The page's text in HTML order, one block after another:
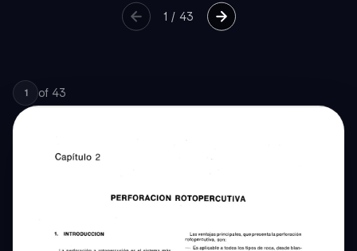
1 / 43
1 of 43